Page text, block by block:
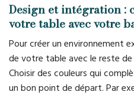
Design et intégration :
votre table avec votre
Pour créer un environnement
de votre table avec le reste
Choisir des couleurs qui
un bon point de départ. Par